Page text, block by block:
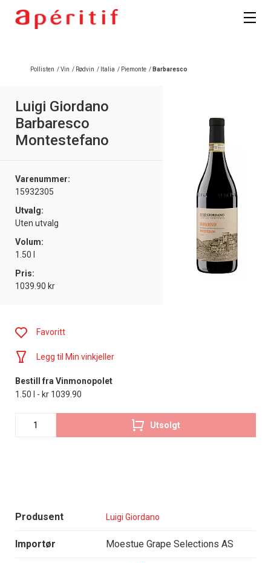
Pollisten /Vin / Rødvin / Italia / Piemonte / Barbaresco
Luigi Giordano
Barbaresco
Montestefano
Varenummer:
15932305
Utvalg:
Uten utvalg
Volum:
1.50 l
Pris:
1039.90 kr
Produsent Luigi Giordano
Importør Moestue Grape Selections AS
Favoritt
Legg til Min vinkjeller
Bestill fra Vinmonopolet
1.50 l - kr 1039.90
Utsolgt